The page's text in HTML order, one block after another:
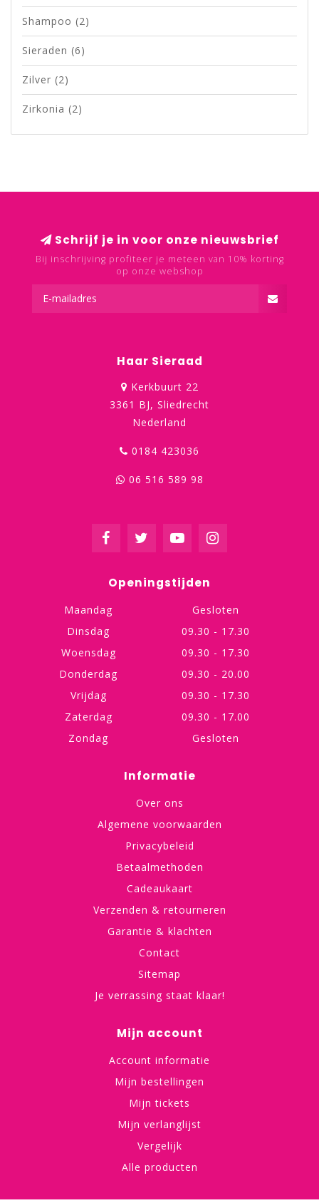
Shampoo (2)
Sieraden (6)
Zilver (2)
Zirkonia (2)
Schrijf je in voor onze nieuwsbrief
Bij inschrijving profiteer je meteen van 10% korting
op onze webshop
Haar Sieraad
Kerkbuurt 22
3361 BJ, Sliedrecht
Nederland
0184 423036
06 516 589 98
Openingstijden
Maandag
Gesloten
Dinsdag
09.30 - 17.30
Woensdag
09.30 - 17.30
Donderdag
09.30 - 20.00
Vrijdag
09.30 - 17.30
Zaterdag
09.30 - 17.00
Zondag
Gesloten
Informatie
Over ons
Algemene voorwaarden
Privacybeleid
Betaalmethoden
Cadeaukaart
Verzenden & retourneren
Garantie & klachten
Contact
Sitemap
Je verrassing staat klaar!
Mijn account
Account informatie
Mijn bestellingen
Mijn tickets
Mijn verlanglijst
Vergelijk
Alle producten